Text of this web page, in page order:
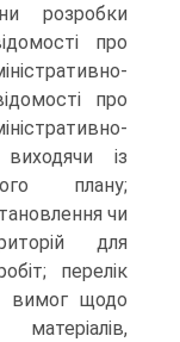
розробки
про
про
виходячи із
плану;
чи
для
перелік
вимог щодо